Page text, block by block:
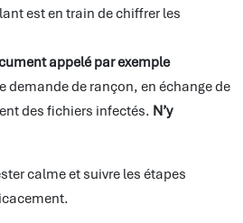
est en train de chiffrer les
appelé par exemple
demande de rançon, en échange de
des fichiers infectés. N’y
calme et suivre les étapes